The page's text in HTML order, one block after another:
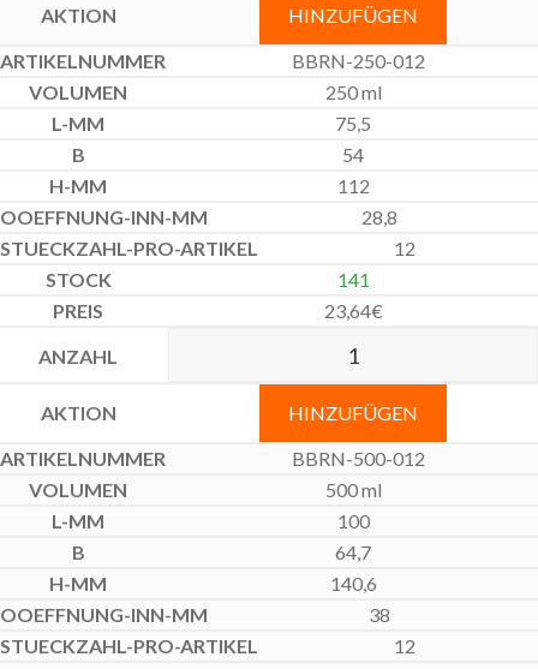
HINZUFÜGEN
BBRN-250-012
250 ml
75,5
54
112
28,8
12
141
23,64€
HINZUFÜGEN
BBRN-500-012
500 ml
100
64,7
140,6
38
12